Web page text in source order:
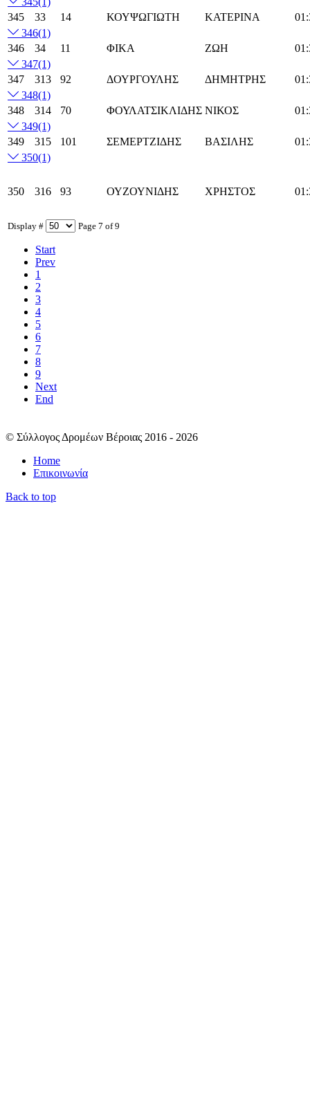
Display # Page 7 of 9
Start
Prev
1
2
3
4
5
6
7
8
9
Next
End
345
33 14 ΚΟΥΨΩΓΙΩΤΗ ΚΑΤΕΡΙΝΑ
346(1)
346
34 11 ΦΙΚΑ ΖΩΗ
347(1)
347
313 92 ΔΟΥΡΓΟΥΛΗΣ ΔΗΜΗΤΡΗΣ
348(1)
348
314 70 ΦΟΥΛΑΤΣΙΚΛΙΔΗΣ ΝΙΚΟΣ
349(1)
349
315 101 ΣΕΜΕΡΤΖΙΔΗΣ ΒΑΣΙΛΗΣ
350(1)
350 316 93 ΟΥΖΟΥΝΙΔΗΣ ΧΡΗΣΤΟΣ
© Σύλλογος Δρομέων Βέροιας 2016 - 2026
Home
Επικοινωνία
Back to top